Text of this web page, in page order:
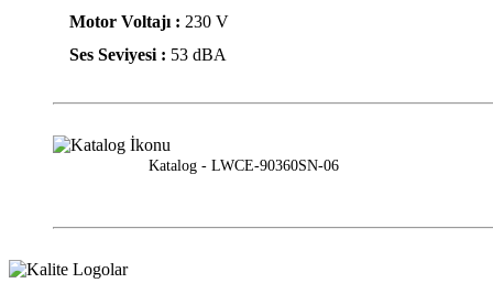
Motor Voltajı : 230 V
Ses Seviyesi : 53 dBA
Katalog - LWCE-90360SN-06